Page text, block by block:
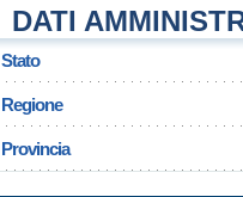
DATI
Stato
Regione
Provincia